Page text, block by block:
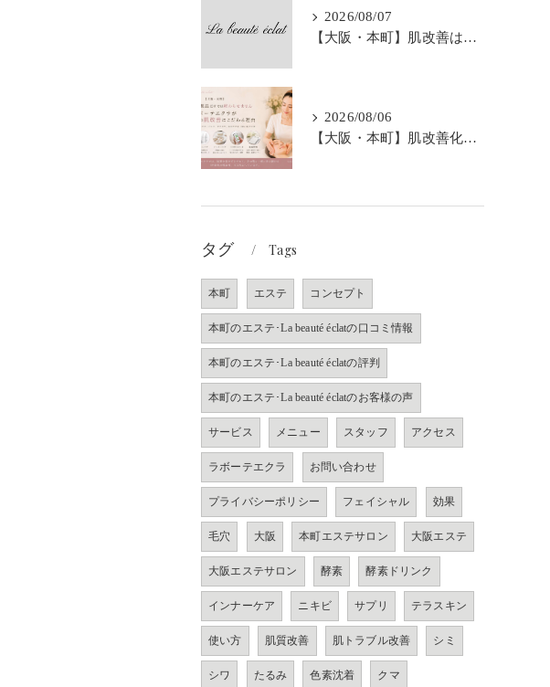
2026/08/07
【大阪・本町】肌改善はなぜ3か月が大切なの？｜シミ・肝斑・敏感肌改善専門サロン
2026/08/06
【大阪・本町】肌改善化粧品だけでは終わらせません｜ラボーテエクラが伴走型の肌改善にこだわる理由
タグ Tags
本町 エステ コンセプト
本町のエステ･La beauté éclatの口コミ情報
本町のエステ･La beauté éclatの評判
本町のエステ･La beauté éclatのお客様の声
サービス メニュー スタッフ アクセス
ラボーテエクラ お問い合わせ
プライバシーポリシー フェイシャル 効果
毛穴 大阪 本町エステサロン 大阪エステ
大阪エステサロン 酵素 酵素ドリンク
インナーケア ニキビ サプリ テラスキン
使い方 肌質改善 肌トラブル改善 シミ
シワ たるみ 色素沈着 クマ